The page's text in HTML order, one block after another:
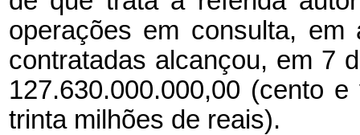
operações em consulta, em
contratadas alcançou, em 7
127.630.000.000,00 (cento
trinta milhões de reais).